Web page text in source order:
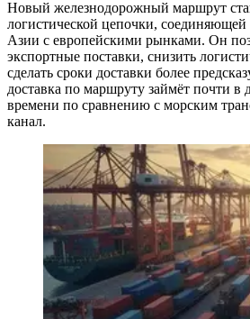
Новый железнодорожный маршрут
логистической цепочки,
Азии с европейскими рынками. Он
экспортные поставки, снизить
сделать сроки доставки более
доставка по маршруту займёт почти в
времени по сравнению с морским
канал.